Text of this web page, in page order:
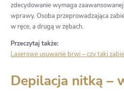
zdecydowanie wymaga
wprawy. Osoba przeprowadzająca
w ręce, a drugą w zębach.
Przeczytaj także:
Laserowe usuwanie brwi – czy taki
Depilacja nitką –